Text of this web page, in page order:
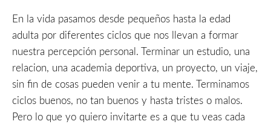
En la vida pasamos desde pequeños hasta la edad
adulta por diferentes ciclos que nos llevan a formar
nuestra percepción personal. Terminar un estudio, una
relacion, una academia deportiva, un proyecto, un viaje,
sin fin de cosas pueden venir a tu mente. Terminamos
ciclos buenos, no tan buenos y hasta tristes o malos.
Pero lo que yo quiero invitarte es a que tu veas cada